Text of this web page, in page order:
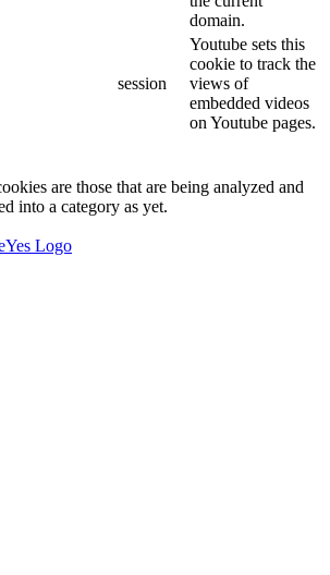
domain.
session
Youtube sets this
cookie to track the
views of
embedded videos
on Youtube pages.
are those that are being analyzed and
into a category as yet.